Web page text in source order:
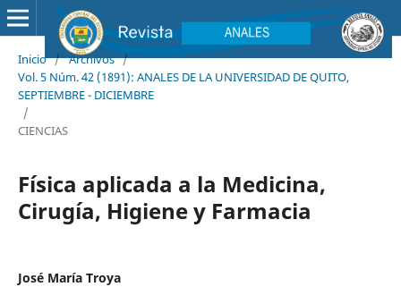
Inicio / Archivos /
Vol. 5 Núm. 42 (1891): ANALES DE LA UNIVERSIDAD DE QUITO,
SEPTIEMBRE - DICIEMBRE
/
CIENCIAS
Física aplicada a la Medicina,
Cirugía, Higiene y Farmacia
José María Troya